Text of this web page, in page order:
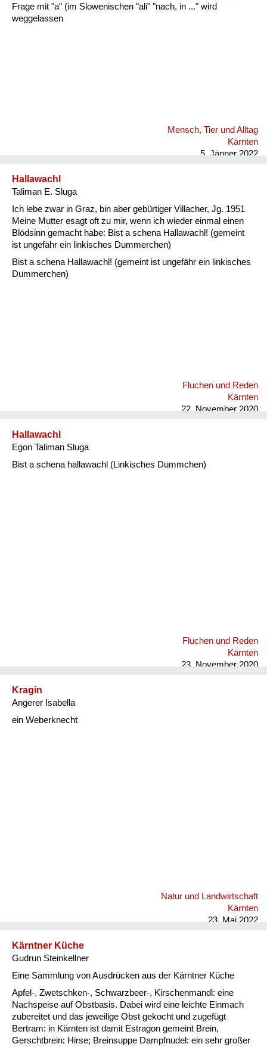
Mensch, Tier und Alltag
Frage mit "a" (im Slowenischen "ali" "nach, in ..." wird
weggelassen
Mensch, Tier und Alltag
Kärnten
5. Jänner 2022
Hallawachl
Taliman E. Sluga
Ich lebe zwar in Graz, bin aber gebürtiger Villacher, Jg. 1951
Meine Mutter esagt oft zu mir, wenn ich wieder einmal einen
Blödsinn gemacht habe: Bist a schena Hallawachl! (gemeint
ist ungefähr ein linkisches Dummerchen)
Bist a schena Hallawachl! (gemeint ist ungefähr ein linkisches
Dummerchen)
Fluchen und Reden
Kärnten
22. November 2020
Hallawachl
Egon Taliman Sluga
Bist a schena hallawachl (Linkisches Dummchen)
Fluchen und Reden
Kärnten
23. November 2020
Kragin
Angerer Isabella
ein Weberknecht
Natur und Landwirtschaft
Kärnten
23. Mai 2022
Kärntner Küche
Gudrun Steinkellner
Eine Sammlung von Ausdrücken aus der Kärntner Küche
Apfel-, Zwetschken-, Schwarzbeer-, Kirschenmandl: eine
Nachspeise auf Obstbasis. Dabei wird eine leichte Einmach
zubereitet und das jeweilige Obst gekocht und zugefügt
Bertram: in Kärnten ist damit Estragon gemeint Brein,
Gerschtbrein: Hirse; Breinsuppe Dampfnudel: ein sehr großer